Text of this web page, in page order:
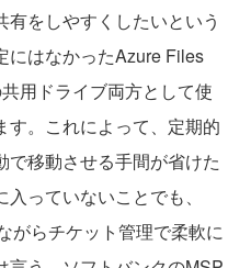
をしやすくしたいという
にはなかったAzure Files
用ドライブ両方として使
す。これによって、定期的
で移動させる手間が省けた
っていないことでも、
がらチケット管理で柔軟に